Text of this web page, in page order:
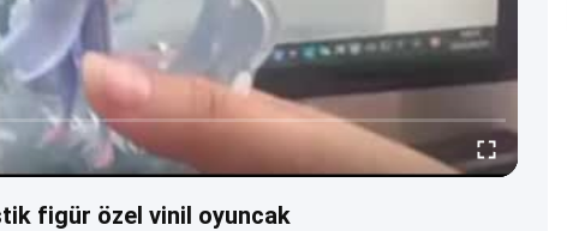
figür özel vinil oyuncak